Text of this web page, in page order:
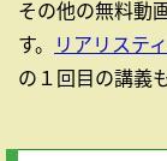
その他の無料動
す。 リアリステ
の１回目の講義